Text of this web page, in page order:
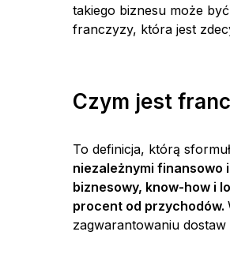
takiego biznesu może
franczyzy, która jest
Czym jest
To definicja, którą
niezależnymi finansowo
biznesowy, know-how i
procent od przychodów.
zagwarantowaniu